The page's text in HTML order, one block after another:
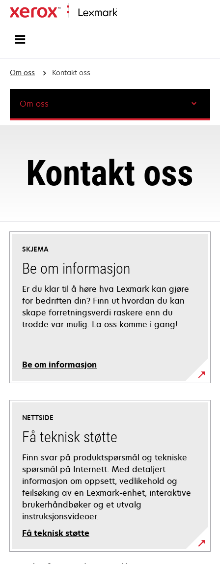
Om oss Kontakt oss
Kontakt oss
Om oss
SKJEMA
Be om informasjon
Er du klar til å høre hva Lexmark kan gjøre
for bedriften din? Finn ut hvordan du kan
skape forretningsverdi raskere enn du
trodde var mulig. La oss komme i gang!
Be om informasjon
NETTSIDE
Få teknisk støtte
Finn svar på produktspørsmål og tekniske
spørsmål på Internett. Med detaljert
informasjon om oppsett, vedlikehold og
feilsøking av en Lexmark-enhet, interaktive
brukerhåndbøker og et utvalg
instruksjonsvideoer.
Få teknisk støtte
opens